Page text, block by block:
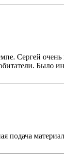
Сергей
Было
подача